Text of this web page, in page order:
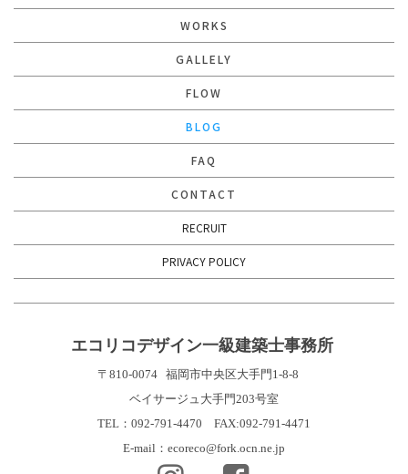
WORKS
GALLELY
FLOW
BLOG
FAQ
CONTACT
RECRUIT
PRIVACY POLICY
エコリコデザイン一級建築士事務所
〒810-0074 福岡市中央区大手門1-8-8
ベイサージュ大手門203号室
TEL：092-791-4470 FAX:092-791-4471
E-mail：ecoreco@fork.ocn.ne.jp